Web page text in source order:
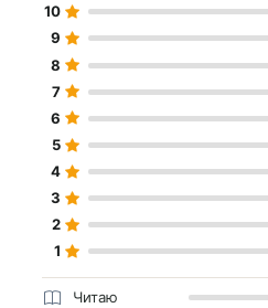
10
9
8
7
6
5
4
3
2
1
Читаю